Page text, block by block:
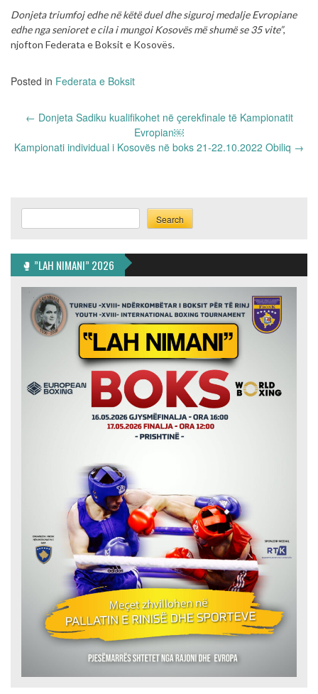
Donjeta triumfoj edhe në këtë duel dhe siguroj medalje Evropiane
edhe nga senioret e cila i mungoi Kosovës më shumë se 35 vite”,
njofton Federata e Boksit e Kosovës.
Posted in Federata e Boksit
Post
← Donjeta Sadiku kualifikohet në çerekfinale të Kampionatit
Evropian￼
Kampionati individual i Kosovës në boks 21-22.10.2022 Obiliq →
Search
🥊 ”LAH NIMANI” 2026